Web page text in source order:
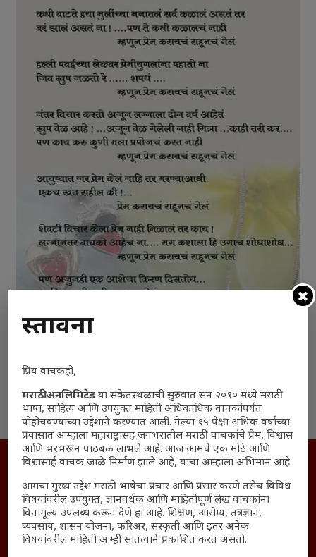
म्हणून प्रेम करायच राहून गेल
अधिकार आणि वापर
जाहिरात
माहिती
विशेष
संग्रह
प्रस्तावना
प्रिय वाचकहो,
मराठी अनलिमिटेड या संकेतस्थळाची सुरुवात सन २०१० मध्ये मराठी
भाषा, साहित्य आणि उपयुक्त माहिती अधिकाधिक वाचकांपर्यंत
पोहोचवण्याच्या उद्देशाने करण्यात आली. गेल्या १५ पेक्षा अधिक वर्षांच्या
प्रवासात आम्हाला महाराष्ट्रासह जगभरातील मराठी वाचकांचे प्रेम, विश्वास
आणि भरभरून पाठबळ लाभले आहे. आज आमचे एक मोठे आणि
विश्वासार्ह वाचक जाळे निर्माण झाले आहे, याचा आम्हाला अभिमान आहे.
आमचा मुख्य उद्देश मराठी भाषेचा प्रचार आणि प्रसार करणे तसेच विविध
विषयांवरील उपयुक्त, ज्ञानवर्धक आणि माहितीपूर्ण लेख वाचकांना
विनामूल्य उपलब्ध करून देणे हा आहे. शिक्षण, आरोग्य, तंत्रज्ञान,
व्यवसाय, शासन योजना, करिअर, संस्कृती आणि इतर अनेक
विषयांवरील माहिती आम्ही सातत्याने प्रकाशित करत असतो.